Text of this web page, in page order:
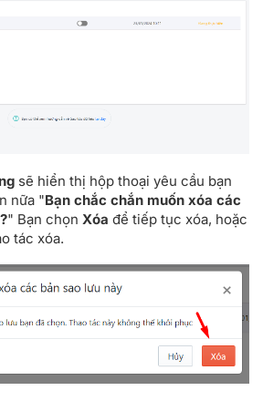
sẽ hiển thị hộp thoại yêu cầu bạn
nữa "Bạn chắc chắn muốn xóa các
" Bạn chọn Xóa để tiếp tục xóa, hoặc
tác xóa.